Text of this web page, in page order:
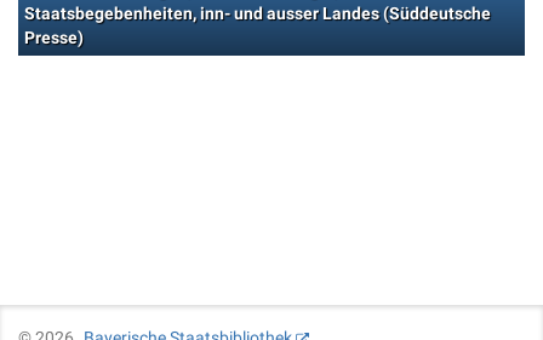
Staatsbegebenheiten, inn- und ausser Landes (Süddeutsche
Presse)